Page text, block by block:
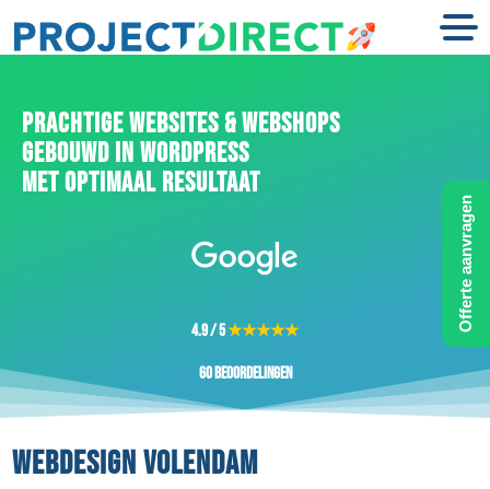
PRACHTIGE WEBSITES & WEBSHOPS
GEBOUWD IN WORDPRESS
MET OPTIMAAL RESULTAAT
4.9 / 5★★★★★
60 beoordelingen
WEBDESIGN VOLENDAM
Offerte aanvragen